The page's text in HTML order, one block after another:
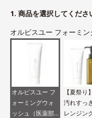
1. 商品を選択してくださ
オルビスユー フォーミン
オルビスユー フ
ォーミングウォ
ッシュ（医薬部
【夏祭り
汚れすっ
レンジン